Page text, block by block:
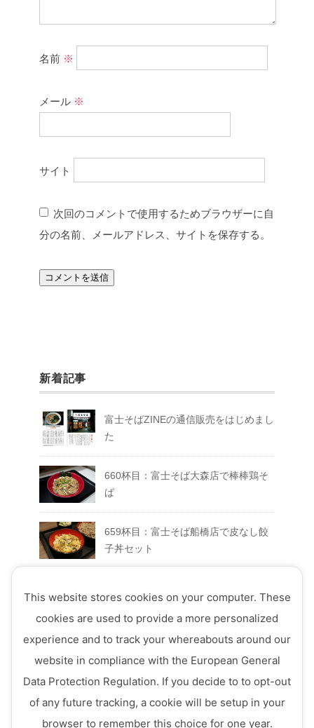
名前 ※
メール ※
サイト
次回のコメントで使用するためブラウザーに自
分の名前、メールアドレス、サイトを保存する。
新着記事
富士そばZINEの通信販売をはじめまし
た
660杯目：富士そば大森店で棒棒鶏そ
ば
659杯目：富士そば船橋店で皮なし餃
子丼セット
店でFUJIYAMAセット
657杯目：富士そば西荻窪店で真夏の
ミートソースそば
656杯目：富士そば ７月のフェアメニ
ュー「ミニ四川風かき揚げ丼セット」
This website stores cookies on your computer. These
cookies are used to provide a more personalized
experience and to track your whereabouts around our
website in compliance with the European General
Data Protection Regulation. If you decide to to opt-out
of any future tracking, a cookie will be setup in your
browser to remember this choice for one year.